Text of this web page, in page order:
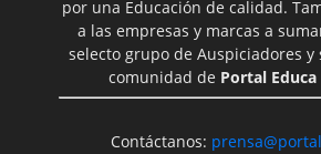
por una Educación de calidad.
a las empresas y marcas a
selecto grupo de Auspiciadores y
comunidad de Portal
Contáctanos: